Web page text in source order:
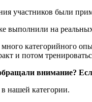
участников были
выполнили на реальных
много категорийного
и потом
внимание?
нашей категории.